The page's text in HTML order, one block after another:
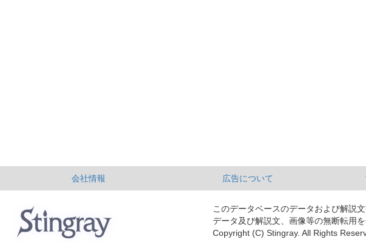
会社情報 広告について
このデータベースのデータおよび解説
データ及び解説文、画像等の無断転用を
Copyright (C) Stingray. All Rights